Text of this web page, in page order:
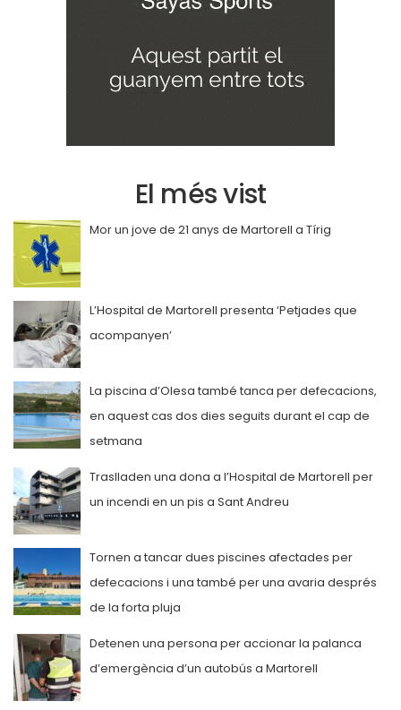
El més vist
Mor un jove de 21 anys de Martorell a Tírig
L’Hospital de Martorell presenta ‘Petjades que
acompanyen’
La piscina d’Olesa també tanca per defecacions,
en aquest cas dos dies seguits durant el cap de
setmana
Traslladen una dona a l’Hospital de Martorell per
un incendi en un pis a Sant Andreu
Tornen a tancar dues piscines afectades per
defecacions i una també per una avaria després
de la forta pluja
Detenen una persona per accionar la palanca
d’emergència d’un autobús a Martorell